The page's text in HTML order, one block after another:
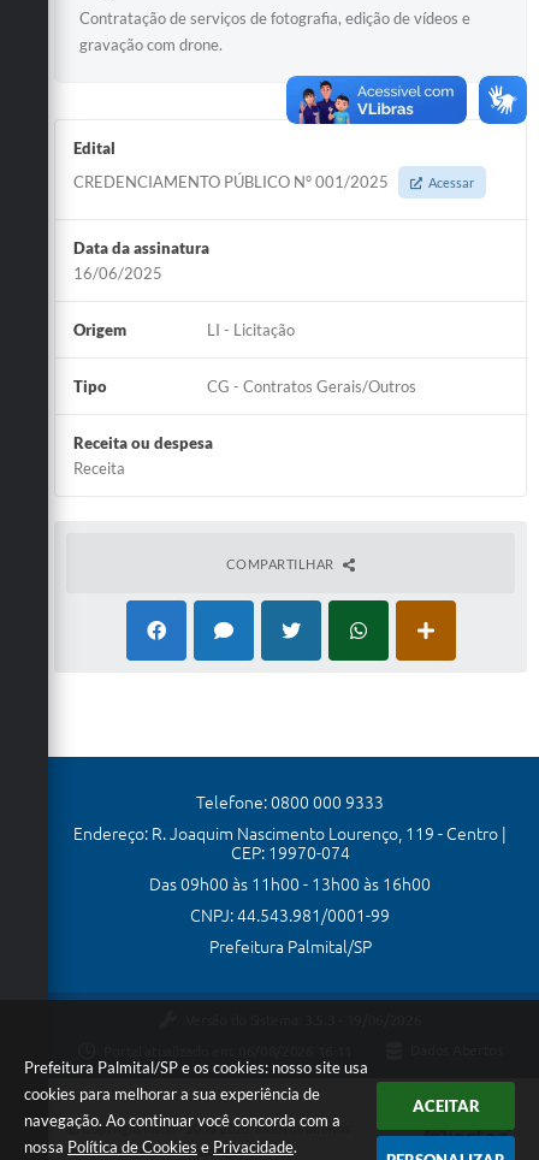
Prefeitura Palmital/SP e os cookies: nosso site usa
cookies para melhorar a sua experiência de
navegação. Ao continuar você concorda com a
nossa Política de Cookies e Privacidade.
ACEITAR
Contratação de serviços de fotografia, edição de vídeos e
gravação com drone.
Edital
CREDENCIAMENTO PÚBLICO N° 001/2025
Acessar
Data da assinatura
16/06/2025
Origem LI - Licitação
Tipo CG - Contratos Gerais/Outros
Receita ou despesa
Receita
COMPARTILHAR
Telefone: 0800 000 9333
Endereço: R. Joaquim Nascimento Lourenço, 119 - Centro |
CEP: 19970-074
Das 09h00 às 11h00 - 13h00 às 16h00
CNPJ: 44.543.981/0001-99
Prefeitura Palmital/SP
Copyright Instar - 2006-2026. Todos os direitos
reservados -Instar Tecnologia